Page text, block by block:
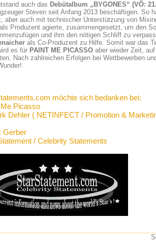
auch das Debütalbum „BYGONES“ (VÖ:
Steven seit Anfang 2013 beschäftigen. So
aber auch mit technischer Unterstützung von
Produzent agierte, zusammengesetzt, um den
und ihm den nötigen Schliff zu
als Co-Produzent zu Hilfe. Somit war das
es für PAINT ME PICASSO aber wieder Zeit,
Nach zahlreichen Erfolgen bei Wettbewerben
möchte sich bedanken bei:
Picasso
Dehler ( NETINFECT / Promotion &
Gerber
/ Celebrity Statements